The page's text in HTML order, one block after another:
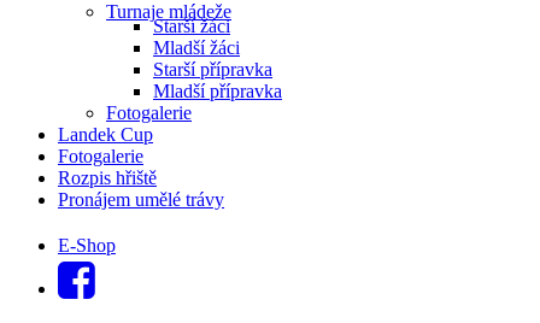
Turnaje mládeže
Starší žáci
Mladší žáci
Starší přípravka
Mladší přípravka
Fotogalerie
Landek Cup
Fotogalerie
Rozpis hřiště
Pronájem umělé trávy
E-Shop